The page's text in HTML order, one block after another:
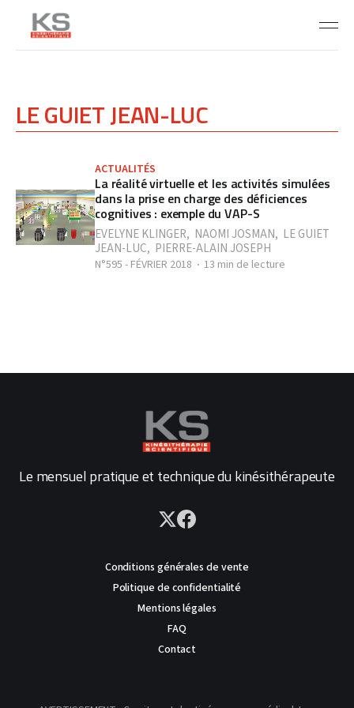
LE GUIET JEAN-LUC
ACTUALITÉS
La réalité virtuelle et les activités simulées
dans la prise en charge des déficiences
cognitives : exemple du VAP-S
EVELYNE KLINGER, NAOMI JOSMAN, LE GUIET
JEAN-LUC, PIERRE-ALAIN JOSEPH
N°595 - FÉVRIER 2018 13 min de lecture
Le mensuel pratique et technique du kinésithérapeute
Conditions générales de vente
Politique de confidentialité
Mentions légales
FAQ
Contact